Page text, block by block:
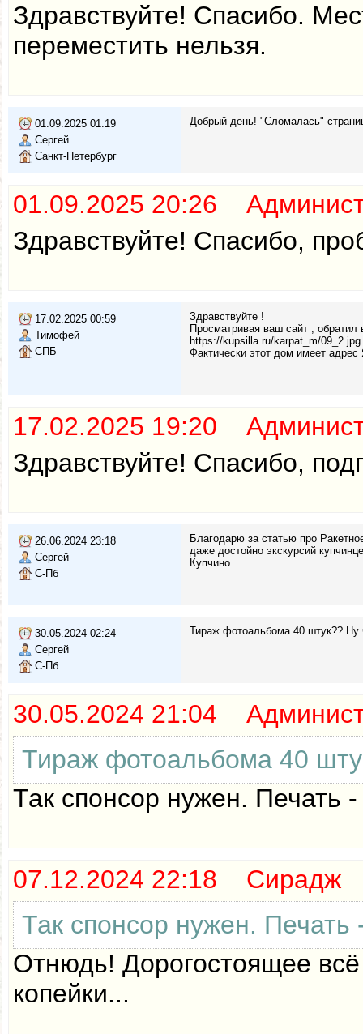
Здравствуйте! Спасибо.
переместить нельзя.
01.09.2025 01:19
Сергей
Санкт-Петербург
Добрый день! "Сломалась"
01.09.2025 20:26
Здравствуйте! Спасибо,
17.02.2025 00:59
Тимофей
СПБ
Здравствуйте !
Просматривая ваш сайт ,
https://kupsilla.ru/karpat_m/09_2.jpg
Фактически этот дом имеет
17.02.2025 19:20
Здравствуйте! Спасибо,
26.06.2024 23:18
Сергей
С-Пб
Благодарю за статью про
даже достойно экскурсий
Купчино
30.05.2024 02:24
Сергей
С-Пб
Тираж фотоальбома 40 штук?? Ну
30.05.2024 21:04
Тираж фотоальбома 40
Так спонсор нужен. Печать
07.12.2024 22:18 Сирадж
Так спонсор нужен.
Отнюдь! Дорогостоящее
копейки...